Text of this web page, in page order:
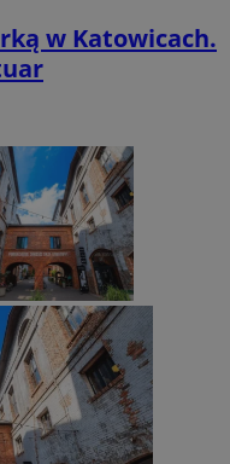
w Katowicach.